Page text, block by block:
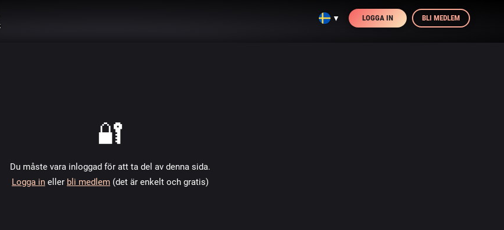
▼ LOGGA IN
BLI MEDLEM
🔐
Du måste vara inloggad för att ta del av denna sida.
Logga in eller bli medlem (det är enkelt och gratis)